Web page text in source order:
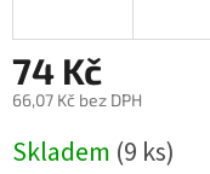
74 Kč
66,07 Kč bez DPH
cena:
Skladem (9 ks)